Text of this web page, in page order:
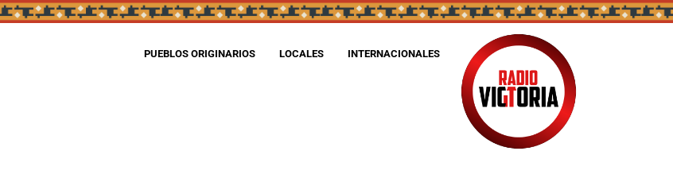
PUEBLOS ORIGINARIOS LOCALES INTERNACIONALES